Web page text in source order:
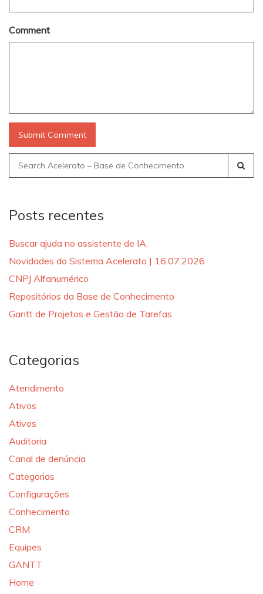
Comment
Search
for:
Posts recentes
Buscar ajuda no assistente de IA.
Novidades do Sistema Acelerato | 16.07.2026
CNPJ Alfanumérico
Repositórios da Base de Conhecimento
Gantt de Projetos e Gestão de Tarefas
Categorias
Atendimento
Ativos
Ativos
Auditoria
Canal de denúncia
Categorias
Configurações
Conhecimento
CRM
Equipes
GANTT
Home